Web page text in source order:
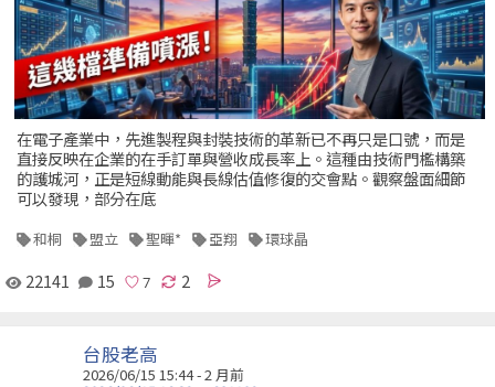
在電子產業中，先進製程與封裝技術的革新已不再只是口號，而是
直接反映在企業的在手訂單與營收成長率上。這種由技術門檻構築
的護城河，正是短線動能與長線估值修復的交會點。觀察盤面細節
可以發現，部分在底
和桐 盟立 聖暉* 亞翔 環球晶
22141 15 2
台股老高
2026/06/15 15:44 - 2 月前